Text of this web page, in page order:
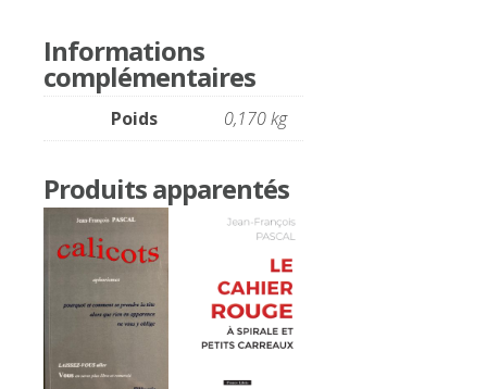
Informations
complémentaires
Poids 0,170 kg
Produits apparentés